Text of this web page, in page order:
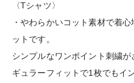
〈Tシャツ〉
・やわらかいコット素材で着
ットです。
シンプルなワンポイント刺繍
ギュラーフィットで1枚でもイ